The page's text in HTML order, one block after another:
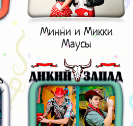
Минни и Микки
Маусы